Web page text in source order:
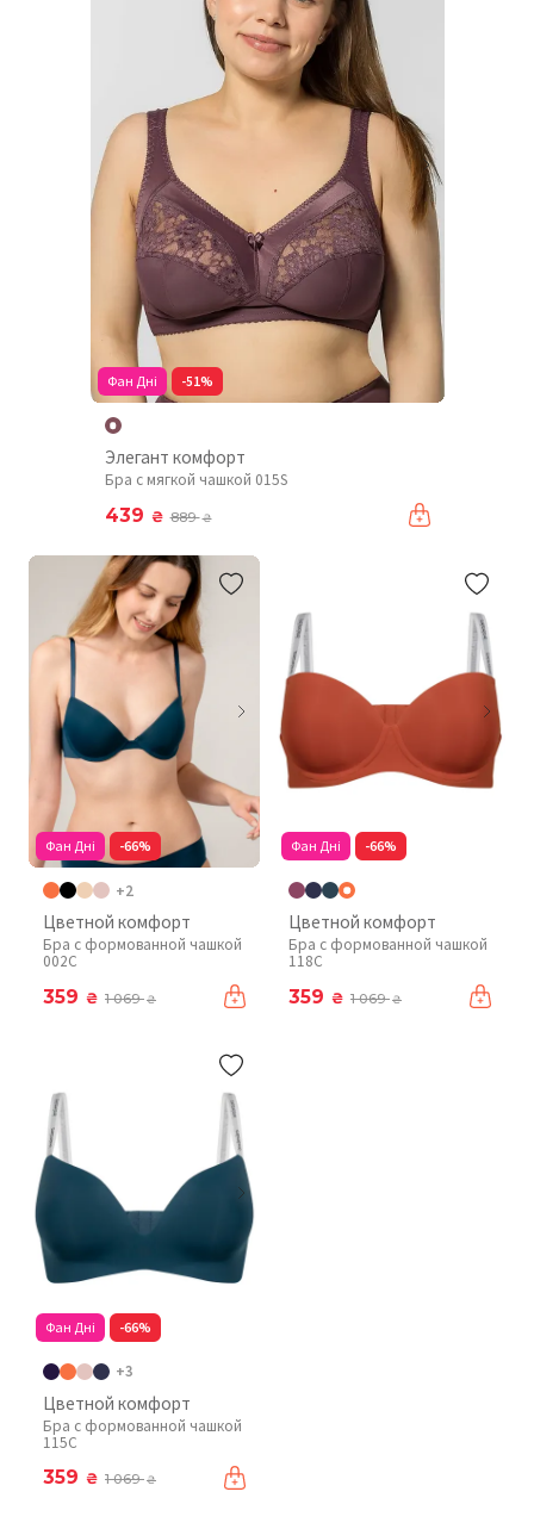
Фан Дні -51%
Элегант комфорт
Бра с мягкой чашкой 015S
439 ₴ 889₴
Фан Дні -66%
+2
Цветной комфорт
Бра с формованной чашкой
002C
359 ₴ 1 069₴
Фан Дні -66%
Цветной комфорт
Бра с формованной чашкой
118C
359 ₴ 1 069₴
Фан Дні -66%
+3
Цветной комфорт
Бра с формованной чашкой
115C
359 ₴ 1 069₴